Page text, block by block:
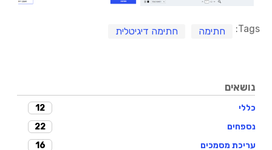
נושאים
כללי
12
נספחים
22
עריכת מסמכים
16
Tags: חתימה חתימה דיגיטלית